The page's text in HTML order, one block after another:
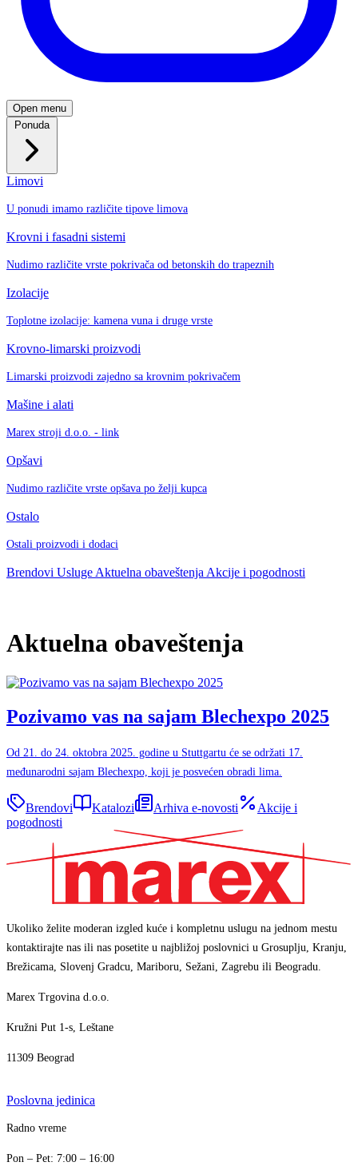
Open menu
Limovi
U ponudi imamo različite tipove limova
Krovni i fasadni sistemi
Nudimo različite vrste pokrivača od betonskih do trapeznih
Izolacije
Toplotne izolacije: kamena vuna i druge vrste
Krovno-limarski proizvodi
Limarski proizvodi zajedno sa krovnim pokrivačem
Mašine i alati
Marex stroji d.o.o. - link
Opšavi
Nudimo različite vrste opšava po želji kupca
Ostalo
Ostali proizvodi i dodaci
Brendovi Usluge Aktuelna obaveštenja Akcije i pogodnosti
Aktuelna obaveštenja
Pozivamo vas na sajam Blechexpo 2025
Od 21. do 24. oktobra 2025. godine u Stuttgartu će se održati 17.
međunarodni sajam Blechexpo, koji je posvećen obradi lima.
Brendovi Katalozi Arhiva e-novosti
Akcije i
pogodnosti
Ukoliko želite moderan izgled kuće i kompletnu uslugu na jednom mestu
kontaktirajte nas ili nas posetite u najbližoj poslovnici u Grosuplju, Kranju,
Brežicama, Slovenj Gradcu, Mariboru, Sežani, Zagrebu ili Beogradu.
Marex Trgovina d.o.o.
Kružni Put 1-s, Leštane
11309 Beograd
Poslovna jedinica
Radno vreme
Pon – Pet: 7:00 – 16:00